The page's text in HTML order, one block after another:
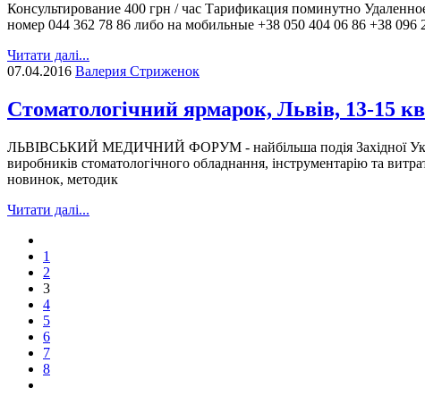
Консультирование 400 грн / час Тарификация поминутно
номер 044 362 78 86 либо на мобильные +38 050 404 06 86 +38 096
Читати далі...
07.04.2016 Валерия Стриженок
Стоматологічний ярмарок, Львів, 13-15
ЛЬВІВСЬКИЙ МЕДИЧНИЙ ФОРУМ - найбільша подія Західної
виробників стоматологічного обладнання, інструментарію та
новинок, методик
Читати далі...
1
2
3
4
5
6
7
8